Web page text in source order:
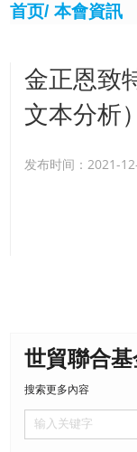
首页/ 本會資訊
金正恩致
文本分析）
发布时间：2021-
世貿聯合
搜索更多內容